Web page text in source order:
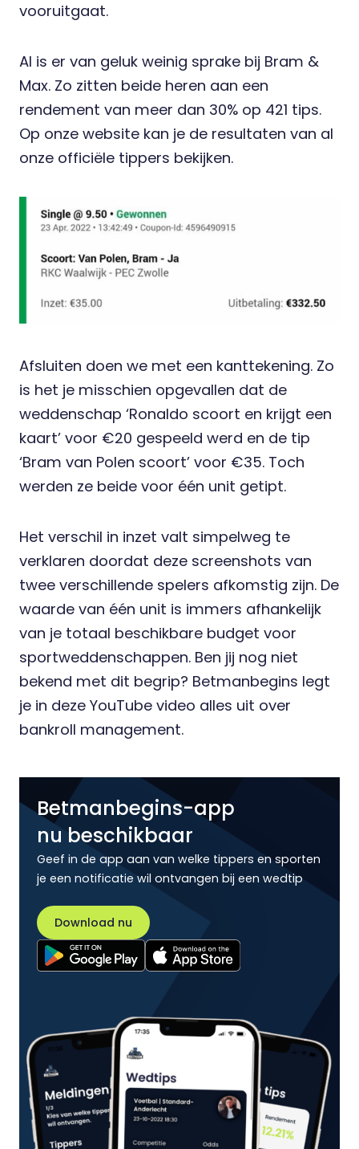
vooruitgaat.
Al is er van geluk weinig sprake bij Bram &
Max. Zo zitten beide heren aan een
rendement van meer dan 30% op 421 tips.
Op onze website kan je de resultaten van al
onze officiële tippers bekijken.
Afsluiten doen we met een kanttekening. Zo
is het je misschien opgevallen dat de
weddenschap ‘Ronaldo scoort en krijgt een
kaart’ voor €20 gespeeld werd en de tip
‘Bram van Polen scoort’ voor €35. Toch
werden ze beide voor één unit getipt.
Het verschil in inzet valt simpelweg te
verklaren doordat deze screenshots van
twee verschillende spelers afkomstig zijn. De
waarde van één unit is immers afhankelijk
van je totaal beschikbare budget voor
sportweddenschappen. Ben jij nog niet
bekend met dit begrip? Betmanbegins legt
je in deze YouTube video alles uit over
bankroll management.
Betmanbegins-app
nu beschikbaar
Geef in de app aan van welke tippers en sporten
je een notificatie wil ontvangen bij een wedtip
Download nu